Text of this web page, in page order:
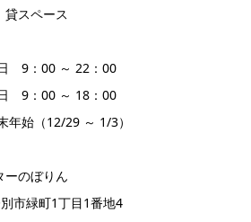
貸スペース
9：00 ～ 22：00
00 ～ 18：00
始（12/29 ～ 1/3）
ーのぼりん
市緑町1丁目1番地4